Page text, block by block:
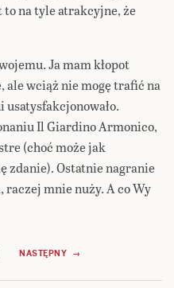
to na tyle atrakcyjne, że
Ja mam kłopot
ale wciąż nie mogę trafić na
Il Giardino Armonico,
(choć może jak
zdanie). Ostatnie nagranie
raczej mnie nuży. A co Wy
NASTĘPNY →